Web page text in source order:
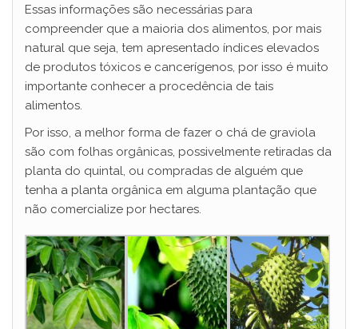
Essas informações são necessárias para
compreender que a maioria dos alimentos, por mais
natural que seja, tem apresentado índices elevados
de produtos tóxicos e cancerígenos, por isso é muito
importante conhecer a procedência de tais
alimentos.
Por isso, a melhor forma de fazer o chá de graviola
são com folhas orgânicas, possivelmente retiradas da
planta do quintal, ou compradas de alguém que
tenha a planta orgânica em alguma plantação que
não comercialize por hectares.